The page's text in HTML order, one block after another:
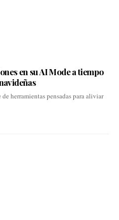
en su AI Mode a tiempo
herramientas pensadas para aliviar